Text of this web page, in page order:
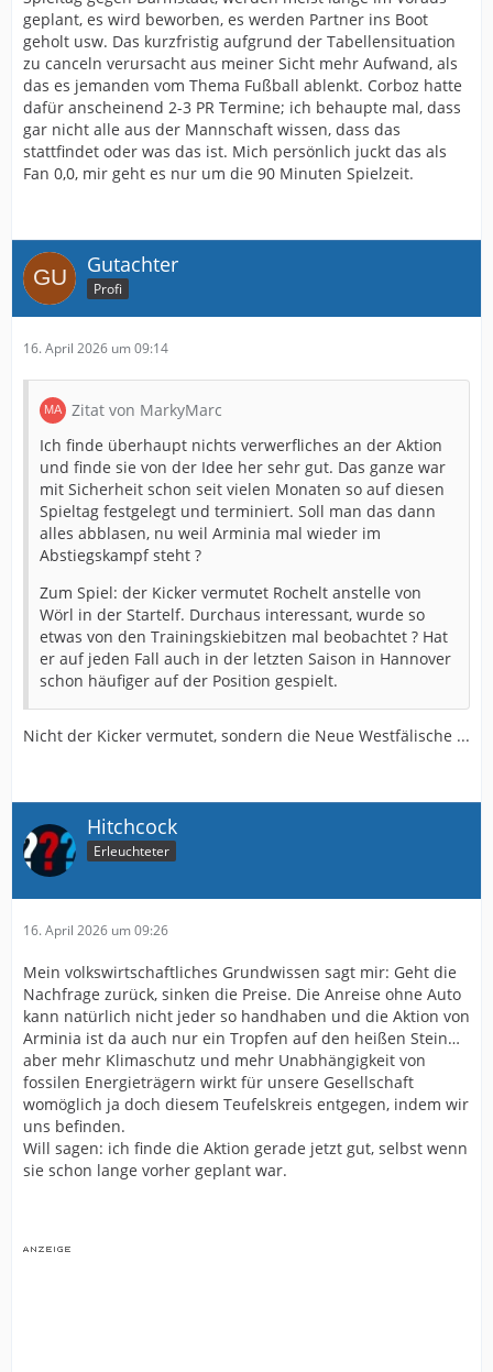
geplant, es wird beworben, es werden Partner ins Boot
geholt usw. Das kurzfristig aufgrund der Tabellensituation
zu canceln verursacht aus meiner Sicht mehr Aufwand, als
das es jemanden vom Thema Fußball ablenkt. Corboz hatte
dafür anscheinend 2-3 PR Termine; ich behaupte mal, dass
gar nicht alle aus der Mannschaft wissen, dass das
stattfindet oder was das ist. Mich persönlich juckt das als
Fan 0,0, mir geht es nur um die 90 Minuten Spielzeit.
Gutachter
Profi
16. April 2026 um 09:14
Zitat von MarkyMarc
Ich finde überhaupt nichts verwerfliches an der Aktion
und finde sie von der Idee her sehr gut. Das ganze war
mit Sicherheit schon seit vielen Monaten so auf diesen
Spieltag festgelegt und terminiert. Soll man das dann
alles abblasen, nu weil Arminia mal wieder im
Abstiegskampf steht ?
Zum Spiel: der Kicker vermutet Rochelt anstelle von
Wörl in der Startelf. Durchaus interessant, wurde so
etwas von den Trainingskiebitzen mal beobachtet ? Hat
er auf jeden Fall auch in der letzten Saison in Hannover
schon häufiger auf der Position gespielt.
Nicht der Kicker vermutet, sondern die Neue Westfälische ...
Hitchcock
Erleuchteter
16. April 2026 um 09:26
Mein volkswirtschaftliches Grundwissen sagt mir: Geht die
Nachfrage zurück, sinken die Preise. Die Anreise ohne Auto
kann natürlich nicht jeder so handhaben und die Aktion von
Arminia ist da auch nur ein Tropfen auf den heißen Stein…
aber mehr Klimaschutz und mehr Unabhängigkeit von
fossilen Energieträgern wirkt für unsere Gesellschaft
womöglich ja doch diesem Teufelskreis entgegen, indem wir
uns befinden.
Will sagen: ich finde die Aktion gerade jetzt gut, selbst wenn
sie schon lange vorher geplant war.